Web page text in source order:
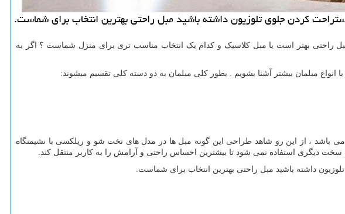
کردن جلوی تلوزیون داشته باشید مبل راحتی بهترین انتخاب برای شماست.
راحتی بهتر است یا مبل کلاسیک و کدام یک انتخاب مناسب تری برای منزل شماست ؟ اگر به
مبلمان بیشتر آشنا بشویم . بطور کلی مبلمان به دو دسته کلی تقسیم میشوند:
، از این رو شاهد طراحی این گونه مبل ها در مدل های تخت شو و ریلکسی با نشیمنگاه
استفاده نمی شود تا بیشترین احساس راحتی و آرامش را به کاربر منتقل کند.
داشته باشید مبل راحتی بهترین انتخاب برای شماست.